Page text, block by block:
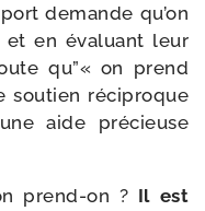
demande qu’on
en éva­luant leur
qu”« on prend
sou­tien réci­proque
aide pré­cieuse
prend-​on ? Il est